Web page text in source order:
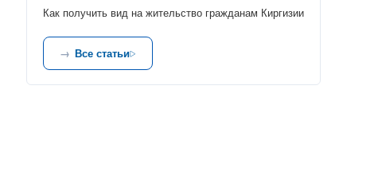
Как получить вид на жительство гражданам Киргизии
Все статьи